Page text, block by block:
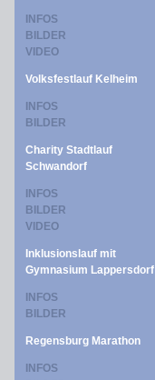
INFOS
BILDER
VIDEO
Volksfestlauf Kelheim
INFOS
BILDER
Charity Stadtlauf
Schwandorf
INFOS
BILDER
VIDEO
Inklusionslauf mit
Gymnasium Lappersdorf
INFOS
BILDER
Regensburg Marathon
INFOS